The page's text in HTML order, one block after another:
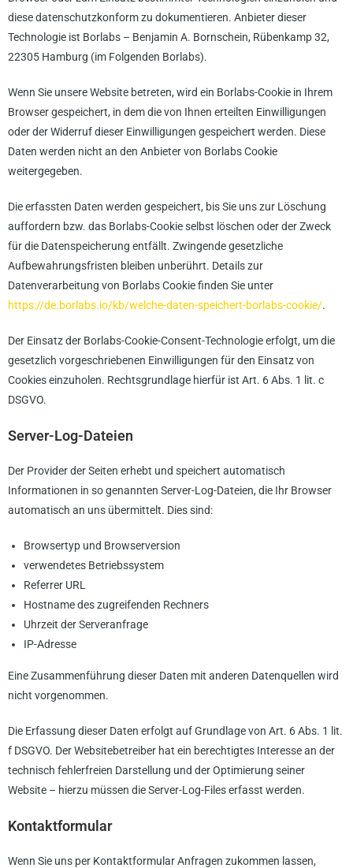
diese datenschutzkonform zu dokumentieren. Anbieter dieser
Technologie ist Borlabs – Benjamin A. Bornschein, Rübenkamp 32,
22305 Hamburg (im Folgenden Borlabs).
Wenn Sie unsere Website betreten, wird ein Borlabs-Cookie in Ihrem
Browser gespeichert, in dem die von Ihnen erteilten Einwilligungen
oder der Widerruf dieser Einwilligungen gespeichert werden. Diese
Daten werden nicht an den Anbieter von Borlabs Cookie
weitergegeben.
Die erfassten Daten werden gespeichert, bis Sie uns zur Löschung
auffordern bzw. das Borlabs-Cookie selbst löschen oder der Zweck
für die Datenspeicherung entfällt. Zwingende gesetzliche
Aufbewahrungsfristen bleiben unberührt. Details zur
Datenverarbeitung von Borlabs Cookie finden Sie unter
https://de.borlabs.io/kb/welche-daten-speichert-borlabs-cookie/.
Der Einsatz der Borlabs-Cookie-Consent-Technologie erfolgt, um die
gesetzlich vorgeschriebenen Einwilligungen für den Einsatz von
Cookies einzuholen. Rechtsgrundlage hierfür ist Art. 6 Abs. 1 lit. c
DSGVO.
Server-Log-Dateien
Der Provider der Seiten erhebt und speichert automatisch
Informationen in so genannten Server-Log-Dateien, die Ihr Browser
automatisch an uns übermittelt. Dies sind:
Browsertyp und Browserversion
verwendetes Betriebssystem
Referrer URL
Hostname des zugreifenden Rechners
Uhrzeit der Serveranfrage
IP-Adresse
Eine Zusammenführung dieser Daten mit anderen Datenquellen wird
nicht vorgenommen.
Die Erfassung dieser Daten erfolgt auf Grundlage von Art. 6 Abs. 1 lit.
f DSGVO. Der Websitebetreiber hat ein berechtigtes Interesse an der
technisch fehlerfreien Darstellung und der Optimierung seiner
Website – hierzu müssen die Server-Log-Files erfasst werden.
Kontaktformular
Wenn Sie uns per Kontaktformular Anfragen zukommen lassen,